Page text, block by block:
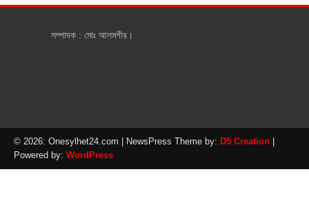
সম্পাদক : মোঃ আলমগীর।
© 2026: Onesylhet24.com | NewsPress Theme by: D5 Creation
Powered by: WordPress